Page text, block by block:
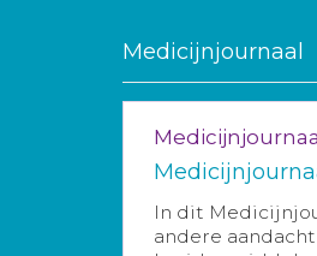
Medicijnjournaal
Medicijnjournaal
In dit
andere